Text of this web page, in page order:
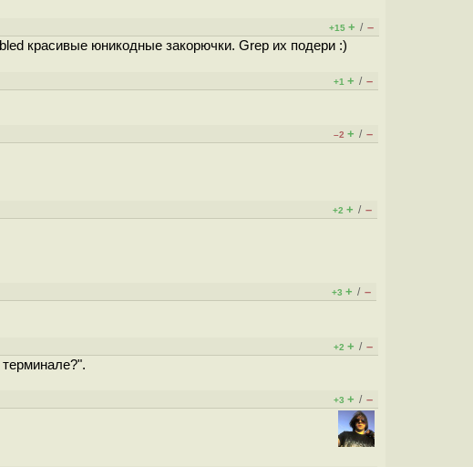
+15 + / –
красивые юникодные закорючки. Grep их подери :)
+1 + / –
–2 + / –
+2 + / –
+3 + / –
+2 + / –
+3 + / –